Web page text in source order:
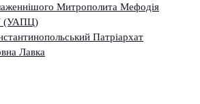
Митрополита Мефодія
(УАПЦ)
Патріархат
Лавка